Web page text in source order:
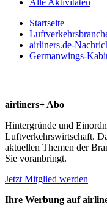
Startseite
airliners.de-
Germanwings-
airliners+ Abo
Hintergründe und
Luftverkehrswirtschaft.
aktuellen Themen der
Sie voranbringt.
Jetzt Mitglied werden
Ihre Werbung auf